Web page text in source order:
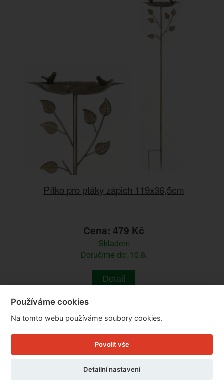
Pítko pro ptáky zápich 119x36,5cm
Cena: 479 Kč
Skladem
Doručíme do: 10.8.
Detail
Používáme cookies
Na tomto webu používáme soubory cookies.
Povolit vše
Detailní nastavení